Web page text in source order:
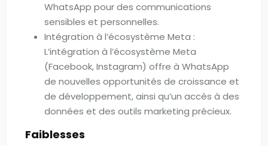
WhatsApp pour des communications
sensibles et personnelles.
Intégration à l’écosystème Meta :
L’intégration à l’écosystème Meta
(Facebook, Instagram) offre à WhatsApp
de nouvelles opportunités de croissance et
de développement, ainsi qu’un accès à des
données et des outils marketing précieux.
Faiblesses